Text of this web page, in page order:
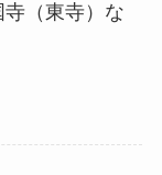
（東寺）な